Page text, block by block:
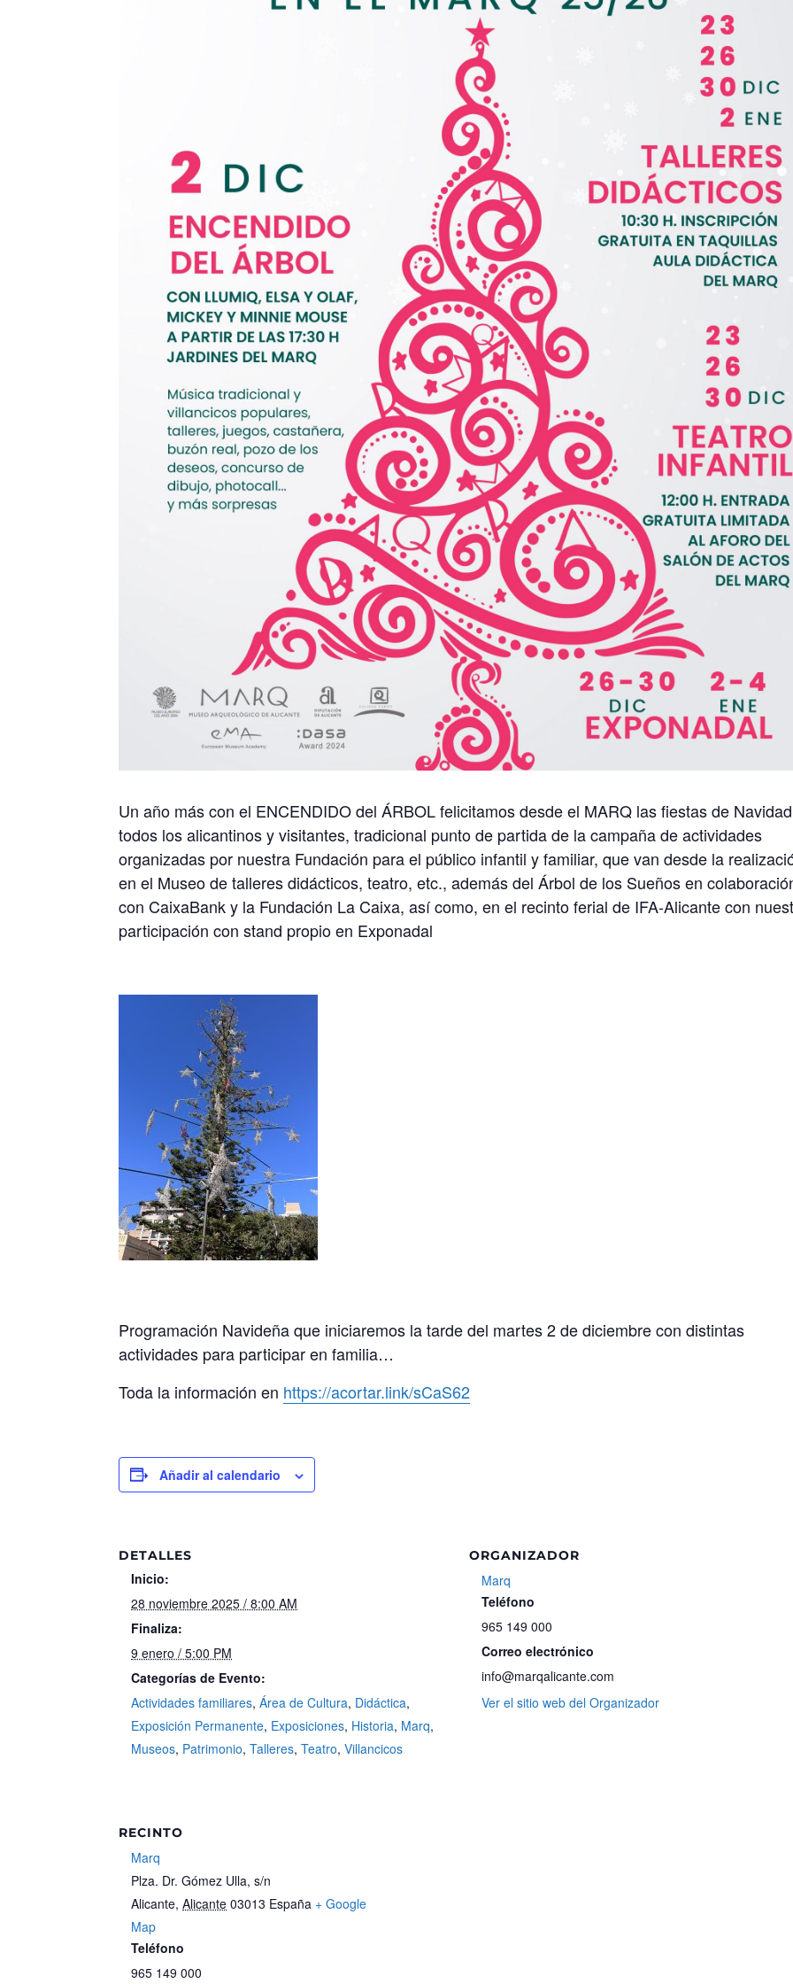
Un año más con el ENCENDIDO del ÁRBOL felicitamos desde el MARQ las fiestas de
todos los alicantinos y visitantes, tradicional punto de partida de la campaña de actividades
organizadas por nuestra Fundación para el público infantil y familiar, que van desde la
en el Museo de talleres didácticos, teatro, etc., además del Árbol de los Sueños en
con CaixaBank y la Fundación La Caixa, así como, en el recinto ferial de IFA-Alicante con
participación con stand propio en Exponadal
Programación Navideña que iniciaremos la tarde del martes 2 de diciembre con distintas
actividades para participar en familia…
Toda la información en https://acortar.link/sCaS62
Añadir al calendario
DETALLES
Inicio:
28 noviembre 2025 / 8:00 AM
Finaliza:
9 enero / 5:00 PM
Categorías de Evento:
Actividades familiares,Área de Cultura, Didáctica,
Exposición Permanente, Exposiciones, Historia, Marq,
Museos, Patrimonio,Talleres,Teatro,Villancicos
ORGANIZADOR
Marq
Teléfono
965 149 000
Correo electrónico
info@marqalicante.com
Ver el sitio web del Organizador
RECINTO
Marq
Plza. Dr. Gómez Ulla, s/n
Alicante, Alicante 03013 España + Google
Map
Teléfono
965 149 000